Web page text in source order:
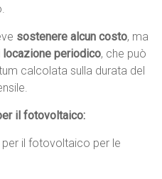
sostenere alcun costo, ma
locazione periodico, che può
calcolata sulla durata del
il fotovoltaico:
per il fotovoltaico per le